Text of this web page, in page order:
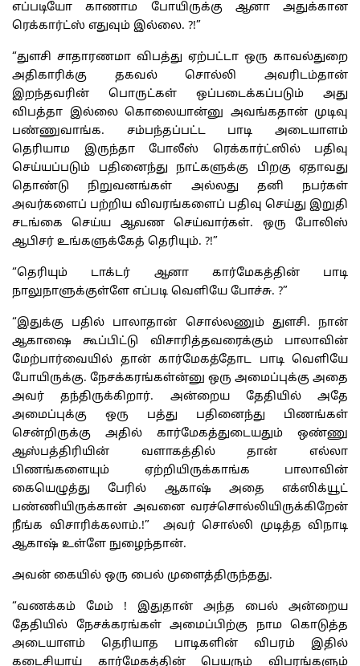
எப்படியோ காணாம போயிருக்கு ஆனா அதுக்கான
ரெக்கார்ட்ஸ் எதுவும் இல்லை. ?!”
“துளசி சாதாரணமா விபத்து ஏற்பட்டா ஒரு காவல்துறை
அதிகாரிக்கு தகவல் சொல்லி அவரிடம்தான்
இறந்தவரின் பொருட்கள் ஒப்படைக்கப்படும் அது
விபத்தா இல்லை கொலையான்னு அவங்கதான் முடிவு
பண்ணுவாங்க. சம்பந்தப்பட்ட பாடி அடையாளம்
தெரியாம இருந்தா போலீஸ் ரெக்கார்ட்ஸில் பதிவு
செய்யப்படும் பதினைந்து நாட்களுக்கு பிறகு ஏதாவது
தொண்டு நிறுவனங்கள் அல்லது தனி நபர்கள்
அவர்களைப் பற்றிய விவரங்களைப் பதிவு செய்து இறுதி
சடங்கை செய்ய ஆவண செய்வார்கள். ஒரு போலிஸ்
ஆபிசர் உங்களுக்கேத் தெரியும். ?!”
“தெரியும் டாக்டர் ஆனா கார்மேகத்தின் பாடி
நாலுநாளுக்குள்ளே எப்படி வெளியே போச்சு. ?”
“இதுக்கு பதில் பாலாதான் சொல்லணும் துளசி. நான்
ஆகாஷை கூப்பிட்டு விசாரித்தவரைக்கும் பாலாவின்
மேற்பார்வையில் தான் கார்மேகத்தோட பாடி வெளியே
போயிருக்கு. நேசக்கரங்கள்ன்னு ஒரு அமைப்புக்கு அதை
அவர் தந்திருக்கிறார். அன்றைய தேதியில் அதே
அமைப்புக்கு ஒரு பத்து பதினைந்து பிணங்கள்
சென்றிருக்கு அதில் கார்மேகத்துடையதும் ஒண்ணு
ஆஸ்பத்திரியின் வளாகத்தில் தான் எல்லா
பிணங்களையும் ஏற்றியிருக்காங்க பாலாவின்
கையெழுத்து பேரில் ஆகாஷ் அதை எக்ஸிக்யூட்
பண்ணியிருக்கான் அவனை வரச்சொல்லியிருக்கிறேன்
நீங்க விசாரிக்கலாம்.!” அவர் சொல்லி முடித்த விநாடி
ஆகாஷ் உள்ளே நுழைந்தான்.
அவன் கையில் ஒரு பைல் முளைத்திருந்தது.
“வணக்கம் மேம் ! இதுதான் அந்த பைல் அன்றைய
தேதியில் நேசக்கரங்கள் அமைப்பிற்கு நாம கொடுத்த
அடையாளம் தெரியாத பாடிகளின் விபரம் இதில்
கடைசியாய் கார்மேகத்தின் பெயரும் விபரங்களும்